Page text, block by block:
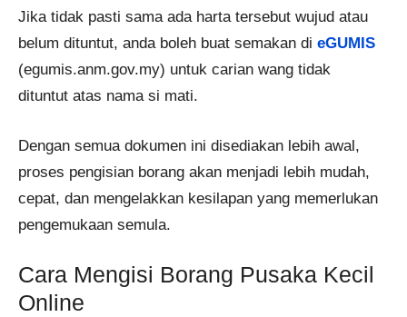
Jika tidak pasti sama ada harta tersebut wujud atau
belum dituntut, anda boleh buat semakan di eGUMIS
(egumis.anm.gov.my) untuk carian wang tidak
dituntut atas nama si mati.
Dengan semua dokumen ini disediakan lebih awal,
proses pengisian borang akan menjadi lebih mudah,
cepat, dan mengelakkan kesilapan yang memerlukan
pengemukaan semula.
Cara Mengisi Borang Pusaka Kecil
Online